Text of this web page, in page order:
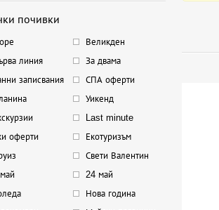
почивки
Великден
линия
За двама
записвания
СПА оферти
Уикенд
Last minute
оферти
Екотуризъм
Свети Валентин
24 май
Нова година